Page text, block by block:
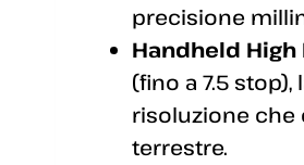
precisione
Handheld High
(fino a 7.5
risoluzione che
terrestre.